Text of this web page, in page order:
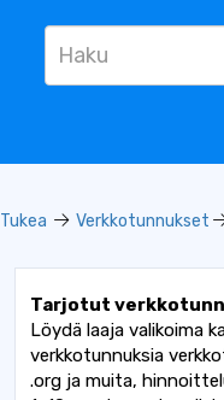
Tukea Verkkotunnukset
Tarjotut
Löydä laaja valikoima
verkkotunnuksia
.org ja muita,